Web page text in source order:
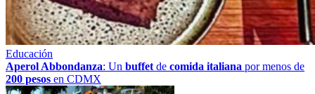
Educación
Aperol Abbondanza: Un buffet de comida italiana por menos de
200 pesos en CDMX